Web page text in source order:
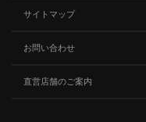
サイトマップ
お問い合わせ
直営店舗のご案内